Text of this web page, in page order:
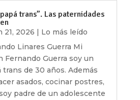
trans”. Las paternidades
21, 2026 | Lo más leído
Linares Guerra Mi
Fernando Guerra soy un
de 30 años. Además
asados, cocinar postres,
padre de un adolescente